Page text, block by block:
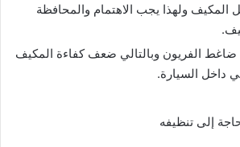
المكيف ولهذا يجب الاهتمام والمحافظة
الفريون وبالتالي ضعف كفاءة المكيف
داخل السيارة.
إلى تنظيفه